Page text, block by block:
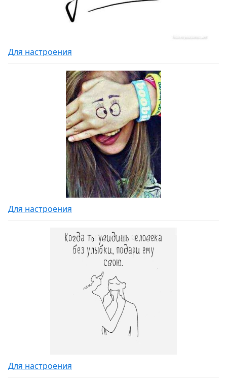
Для настроения
Для настроения
Для настроения